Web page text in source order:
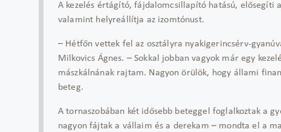
A kezelés értágító, fájdalomcsillapító hatású, elősegíti
valamint helyreállítja az izomtónust.
– Hétfőn vettek fel az osztályra nyakigerincsérv-
Milkovics Ágnes. – Sokkal jobban vagyok már egy
mászkálnának rajtam. Nagyon örülök, hogy állami
beteg.
A tornaszobában két idősebb beteggel foglalkoztak a
nagyon fájtak a vállaim és a derekam – mondta el a